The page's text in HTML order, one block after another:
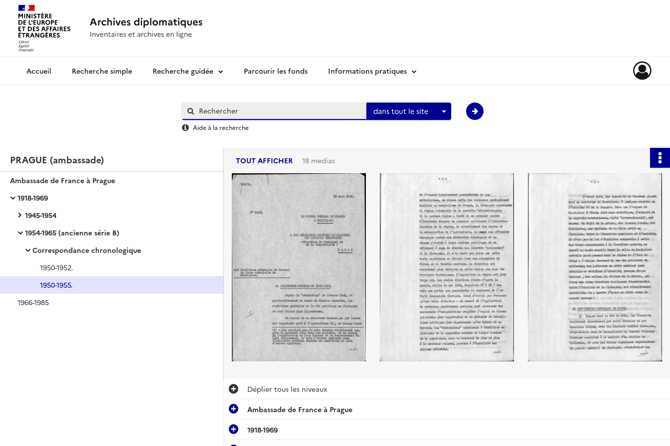
Archives diplomatiquesRecherche simple Recherche guidée Parcourir les fonds Informations pratiques
dans tout le site
Aide à la recherche
PRAGUE (ambassade)
Ambassade de France à Prague
1918-1969
1945-1954
1954-1965 (ancienne série B)
Correspondance chronologique
1950-1952.
1950-1955.
1966-1985
TOUT AFFICHER 18 medias
Déplier tous les niveaux
Ambassade de France à Prague
1918-1969